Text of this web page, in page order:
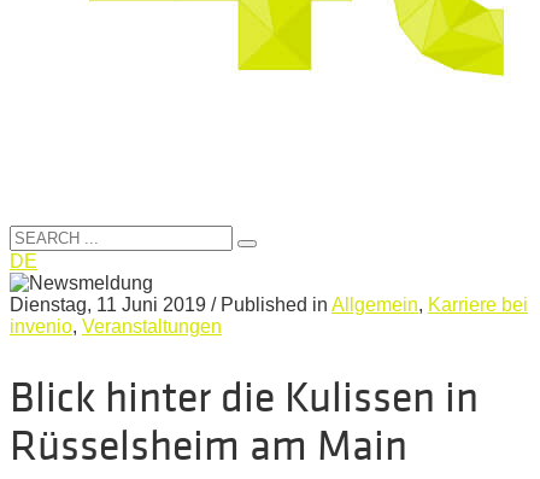
DE
Dienstag, 11 Juni 2019 / Published in Allgemein, Karriere bei
invenio, Veranstaltungen
Blick hinter die Kulissen in
Rüsselsheim am Main